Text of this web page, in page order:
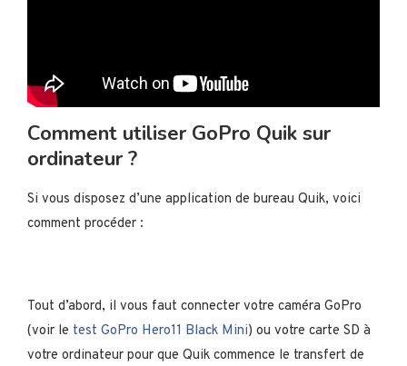
Comment utiliser GoPro Quik sur
ordinateur ?
Si vous disposez d’une application de bureau Quik, voici
comment procéder :
Tout d’abord, il vous faut connecter votre caméra GoPro
(voir le test GoPro Hero11 Black Mini) ou votre carte SD à
votre ordinateur pour que Quik commence le transfert de